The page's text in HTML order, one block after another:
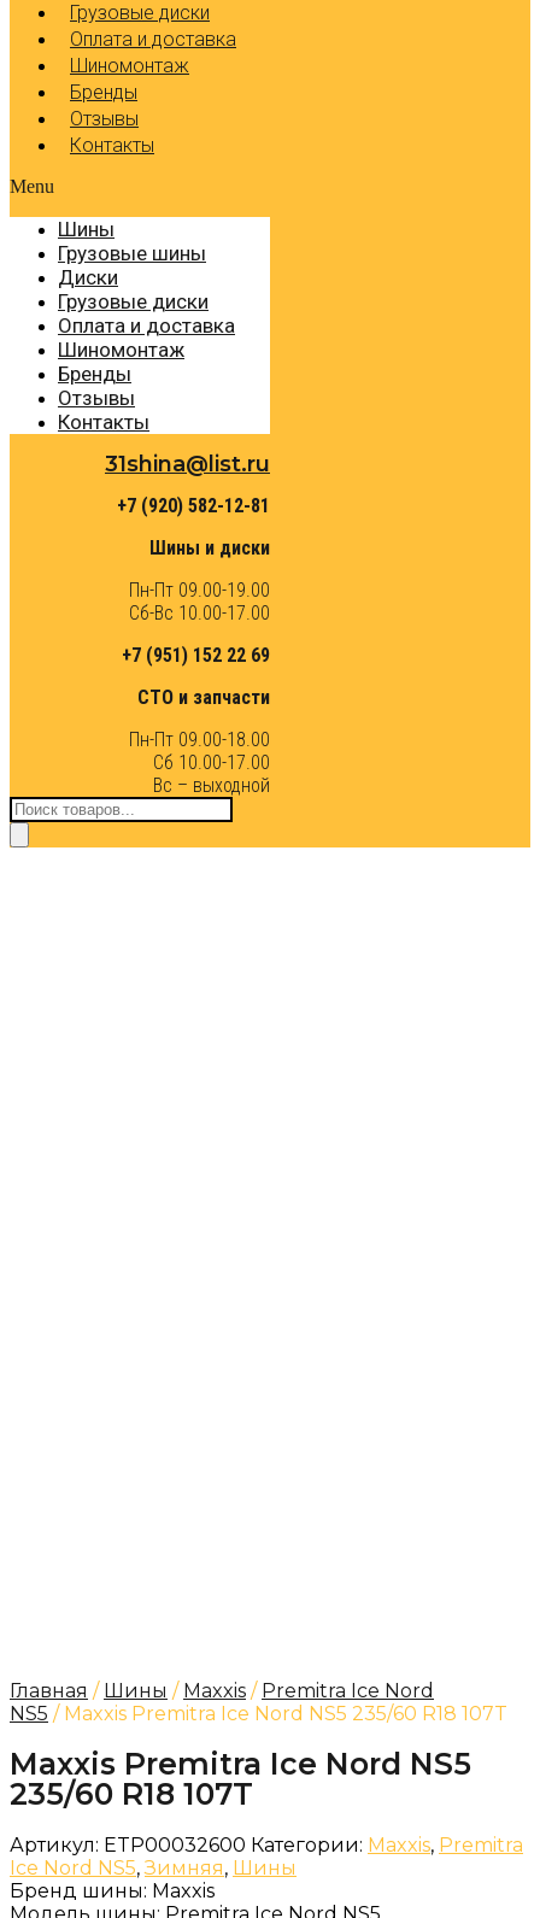
Грузовые диски
Оплата и доставка
Шиномонтаж
Бренды
Отзывы
Контакты
Menu
Шины
Грузовые шины
Диски
Грузовые диски
Оплата и доставка
Шиномонтаж
Бренды
Отзывы
Контакты
31shina@list.ru
+7 (920) 582-12-81
Шины и диски
Пн-Пт 09.00-19.00
Сб-Вс 10.00-17.00
+7 (951) 152 22 69
СТО и запчасти
Пн-Пт 09.00-18.00
Сб 10.00-17.00
Вс – выходной
Поиск
товаров
Главная / Шины / Maxxis / Premitra Ice Nord
NS5 / Maxxis Premitra Ice Nord NS5 235/60 R18 107T
Maxxis Premitra Ice Nord NS5
235/60 R18 107T
Артикул: ETP00032600 Категории: Maxxis, Premitra
Ice Nord NS5,Зимняя, Шины
Бренд шины: Maxxis